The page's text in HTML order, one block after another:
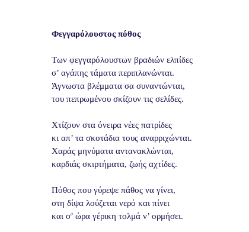
Φεγγαρόλουστος πόθος
Των φεγγαρόλουστων βραδιών ελπίδες
σ’ αγάπης τάματα περιπλανώνται.
Άγνωστα βλέμματα σα συναντώνται,
του πεπρωμένου σκίζουν τις σελίδες.
Χτίζουν στα όνειρα νέες πατρίδες
κι απ’ τα σκοτάδια τους αναρριχώνται.
Χαράς μηνύματα αντανακλώνται,
καρδιάς σκιρτήματα, ζωής αχτίδες.
Πόθος που γύρεψε πάθος να γίνει,
στη δίψα λούζεται νερό και πίνει
και σ’ ώρα γέρικη τολμά ν’ ορμήσει.